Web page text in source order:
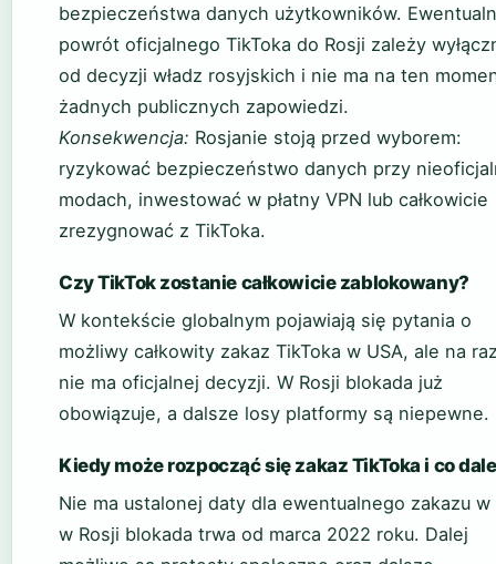
bezpieczeństwa danych użytkowników.
powrót oficjalnego TikToka do Rosji zależy
od decyzji władz rosyjskich i nie ma na ten
żadnych publicznych zapowiedzi.
Konsekwencja: Rosjanie stoją przed wyborem:
ryzykować bezpieczeństwo danych przy
modach, inwestować w płatny VPN lub całkowicie
zrezygnować z TikToka.
Czy TikTok zostanie całkowicie zablokowany?
W kontekście globalnym pojawiają się pytania o
możliwy całkowity zakaz TikToka w USA, ale na
nie ma oficjalnej decyzji. W Rosji blokada już
obowiązuje, a dalsze losy platformy są niepewne.
Kiedy może rozpocząć się zakaz TikToka i co
Nie ma ustalonej daty dla ewentualnego zakazu w
w Rosji blokada trwa od marca 2022 roku. Dalej